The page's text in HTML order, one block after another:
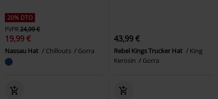
20% DTO
PVPR24,99 €
19,99 €
Nassau Hat Chillouts Gorra
43,99 €
Rebel Kings Trucker Hat
King
Kerosin
Gorra